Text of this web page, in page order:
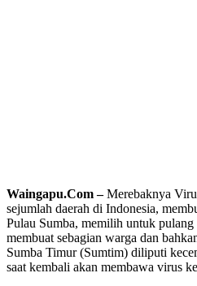
Waingapu.Com –Merebaknya
sejumlah daerah di Indonesia,
Pulau Sumba, memilih untuk
membuat sebagian warga dan
Sumba Timur (Sumtim) diliputi
saat kembali akan membawa virus